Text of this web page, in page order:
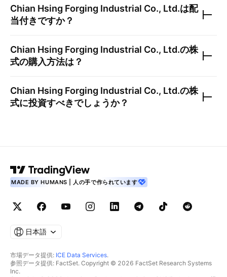
Chian Hsing Forging Industrial Co., Ltd.は配
当付きですか？
Chian Hsing Forging Industrial Co., Ltd.の株
式の購入方法は？
Chian Hsing Forging Industrial Co., Ltd.の株
式に投資すべきでしょうか？
MADE BY HUMANS | 人の手で作られています
日本語
市場データ提供: ICE Data Services.
参照データ提供: FactSet. Copyright © 2026 FactSet Research Systems
Inc.